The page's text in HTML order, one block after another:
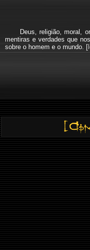
Deus, religião, moral,
mentiras e verdades que
sobre o homem e o mundo. [